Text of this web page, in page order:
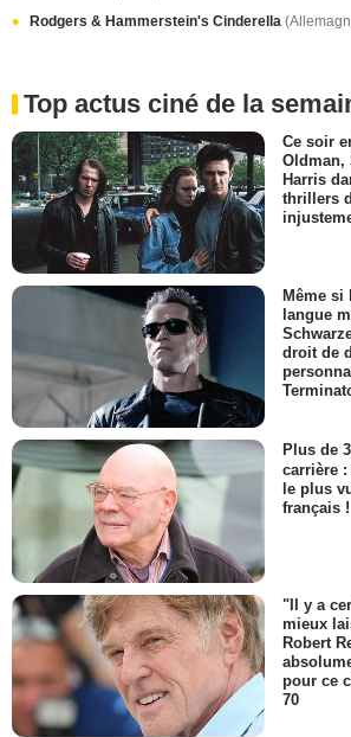
Rodgers & Hammerstein's Cinderella
Top actus ciné de la
Ce soir
Oldman,
Harris
thrillers
Même si
langue
droit de
Plus de
carrière
le plus
français !
"Il y a
mieux
Robert
pour ce
70